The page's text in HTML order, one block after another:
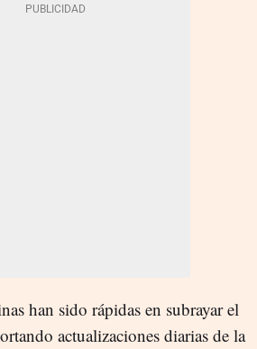
han sido rápidas en subrayar el
actualizaciones diarias de la